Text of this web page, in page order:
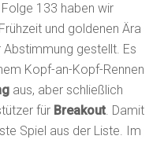
133 haben wir
und goldenen Ära
Abstimmung gestellt. Es
Kopf-an-Kopf-Rennen
aus, aber schließlich
für Breakout. Damit
Spiel aus der Liste. Im